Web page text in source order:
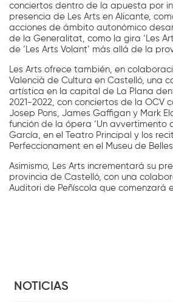
conciertos dentro de la apuesta por
presencia de Les Arts en Alicante,
acciones de ámbito autonómico
de la Generalitat, como la gira ‘Les
de ‘Les Arts Volant’ más allá de la
Les Arts ofrece también, en
Valencià de Cultura en Castelló, una
artística en la capital de La Plana
2021-2022, con conciertos de la OCV
Josep Pons, James Gaffigan y Mark
función de la ópera ‘Un avvertimento
García, en el Teatro Principal y los
Perfeccionament en el Museu de
Asimismo, Les Arts incrementará su
provincia de Castelló, con una
Auditori de Peñíscola que comenzará
NOTICIAS